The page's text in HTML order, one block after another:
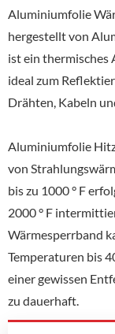
Aluminiumfolie
hergestellt von
ist ein thermisches
ideal zum
Drähten, Kabeln
Aluminiumfolie
von
bis zu 1000 ° F
2000 ° F
Wärmesperrband
Temperaturen bis
einer gewissen
zu dauerhaft.